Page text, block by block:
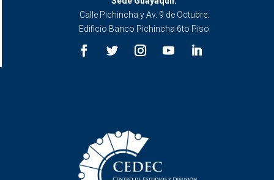
Calle Pichincha y Av. 9 de Octubre.
Edificio Banco Pichincha 6to Piso